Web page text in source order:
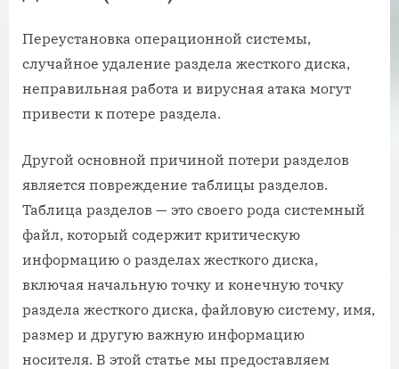
Переустановка операционной системы,
случайное удаление раздела жесткого диска,
неправильная работа и вирусная атака могут
привести к потере раздела.
Другой основной причиной потери разделов
является повреждение таблицы разделов.
Таблица разделов — это своего рода системный
файл, который содержит критическую
информацию о разделах жесткого диска,
включая начальную точку и конечную точку
раздела жесткого диска, файловую систему, имя,
размер и другую важную информацию
носителя. В этой статье мы предоставляем